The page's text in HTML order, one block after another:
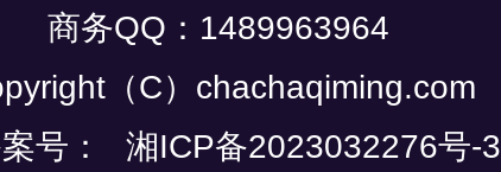
商务QQ：1489963964
（C）chachaqiming.com
号：
湘ICP备2023032276号-3